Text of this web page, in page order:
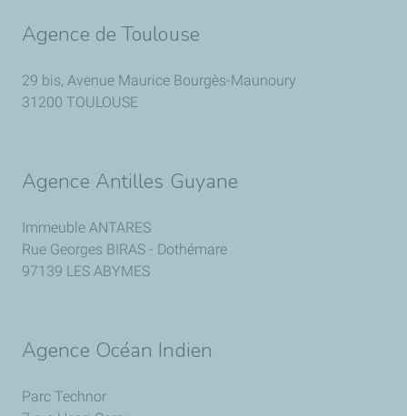
Agence de Toulouse
29 bis, Avenue Maurice Bourgès-Maunoury
31200 TOULOUSE
Agence Antilles Guyane
Immeuble ANTARES
Rue Georges BIRAS - Dothémare
97139 LES ABYMES
Agence Océan Indien
Parc Technor